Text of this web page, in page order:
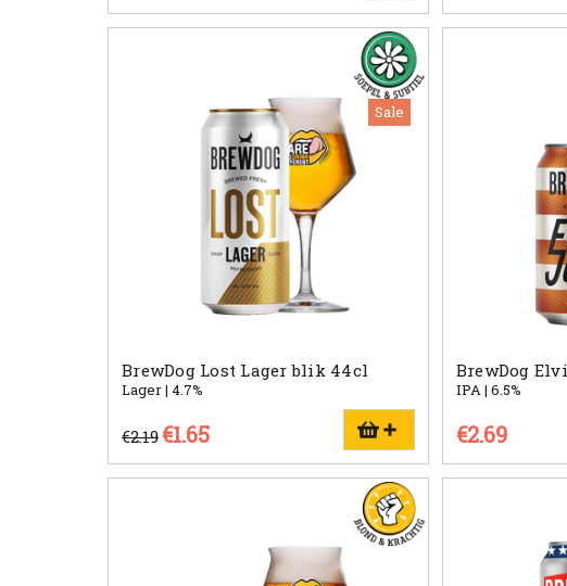
Sale
BrewDog Lost Lager blik 44cl
Lager | 4.7%
€2.19 €1.65
BrewDog
IPA | 6.5%
€2.69